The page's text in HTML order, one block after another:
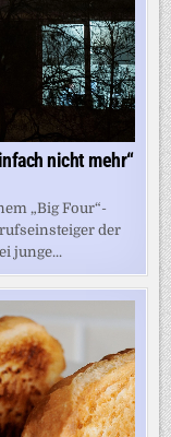
nicht mehr“
„Big Four“-
der
junge...